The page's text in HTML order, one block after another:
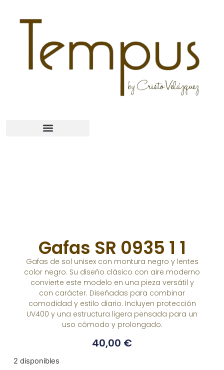
Gafas SR 0935 1 1
Gafas de sol unisex con montura negro y lentes
color negro. Su diseño clásico con aire moderno
convierte este modelo en una pieza versátil y
con carácter. Diseñadas para combinar
comodidad y estilo diario. Incluyen protección
UV400 y una estructura ligera pensada para un
uso cómodo y prolongado.
40,00 €
2 disponibles